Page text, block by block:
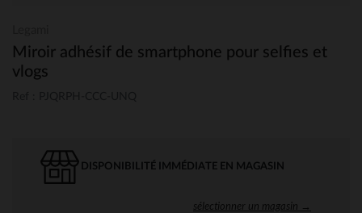
Miroir adhésif de smartphone pour selfies et
vlogs
DISPONIBILITÉ IMMÉDIATE EN MAGASIN
sélectionner un magasin →